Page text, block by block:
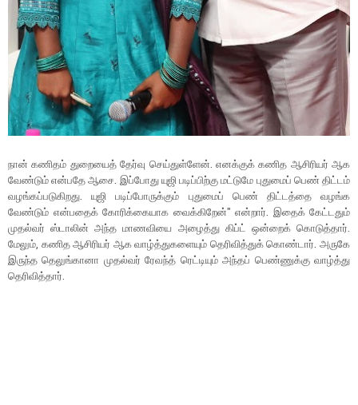
நான் கணிதம் துறையைத் தேர்வு செய்துள்ளேன். எனக்குக் கணித ஆசிரியர் ஆக
வேண்டும் என்பதே ஆசை. இப்போது யுஜி படிப்பிற்கு மட்டுமே புதுமைப் பெண் திட்டம்
வழங்கப்படுகிறது. யுஜி படிப்போருக்கும் புதுமைப் பெண் திட்டத்தை வழங்க
வேண்டும் என்பதைக் கோரிக்கையாக வைக்கிறேன்" என்றார். இதைக் கேட்டதும்
முதல்வர் ஸ்டாலின் அந்த மாணவியை அழைத்து கிப்ட் ஒன்றைக் கொடுத்தார்.
மேலும், கணித ஆசிரியர் ஆக வாழ்த்துகளையும் தெரிவித்துக் கொண்டார். அருகே
இருந்த தெலுங்கானா முதல்வர் ரேவந்த் ரெட்டியும் அந்தப் பெண்ணுக்கு வாழ்த்து
தெரிவித்தார்.